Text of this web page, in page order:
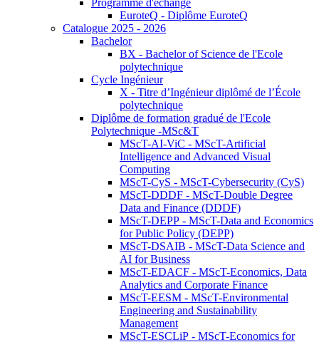
Programme d'échange
EuroteQ - Diplôme EuroteQ
Catalogue 2025 - 2026
Bachelor
BX - Bachelor of Science de l'Ecole
polytechnique
Cycle Ingénieur
X - Titre d’Ingénieur diplômé de l’École
polytechnique
Diplôme de formation gradué de l'Ecole
Polytechnique -MSc&T
MScT-AI-ViC - MScT-Artificial
Intelligence and Advanced Visual
Computing
MScT-CyS - MScT-Cybersecurity (CyS)
MScT-DDDF - MScT-Double Degree
Data and Finance (DDDF)
MScT-DEPP - MScT-Data and Economics
for Public Policy (DEPP)
MScT-DSAIB - MScT-Data Science and
AI for Business
MScT-EDACF - MScT-Economics, Data
Analytics and Corporate Finance
MScT-EESM - MScT-Environmental
Engineering and Sustainability
Management
MScT-ESCLiP - MScT-Economics for